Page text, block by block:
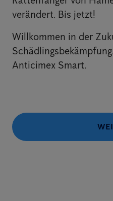
verändert. Bis jetzt!
Willkommen in der
Anticimex Smart.